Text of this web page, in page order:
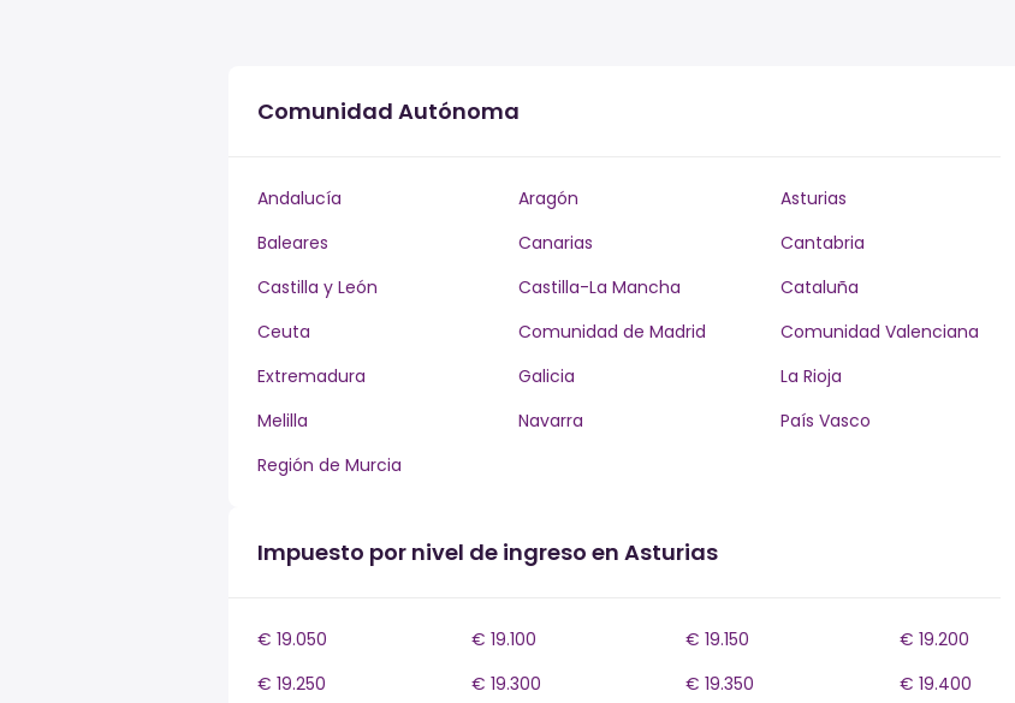
Comunidad Autónoma
Andalucía Aragón
Asturias
Baleares
Canarias
Cantabria
Castilla y León
Castilla-La Mancha
Cataluña
Ceuta
Comunidad de Madrid
Comunidad Valenciana
Extremadura
Galicia
La Rioja
Melilla
Navarra
País Vasco
Región de Murcia
Impuesto por nivel de ingreso en Asturias
€ 19.050 € 19.100 € 19.150
€ 19.200
€ 19.250
€ 19.300 € 19.350
€ 19.400